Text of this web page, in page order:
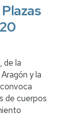
de la
y la
de cuerpos